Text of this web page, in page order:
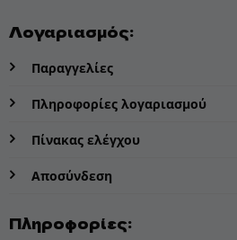
Λογαριασμός:
Παραγγελίες
Πληροφορίες λογαριασμού
Πίνακας ελέγχου
Αποσύνδεση
Πληροφορίες: